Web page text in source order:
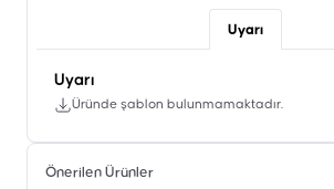
Uyarı
Uyarı
Üründe şablon bulunmamaktadır.
Önerilen Ürünler